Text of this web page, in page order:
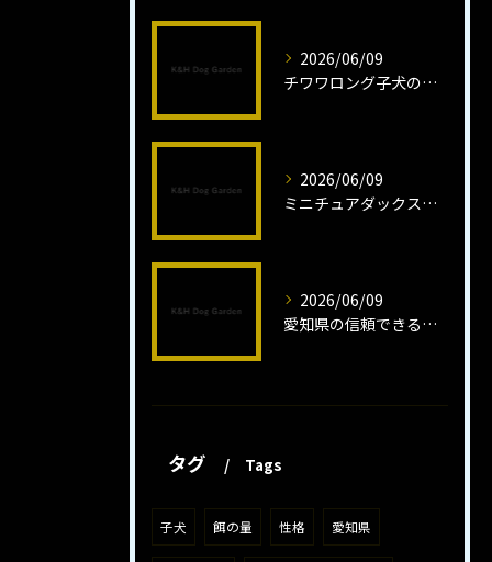
2026/06/09
チワワロング子犬の健康管理法とは
2026/06/09
ミニチュアダックスフンドロング子犬の魅力と育成法
2026/06/09
愛知県の信頼できるミニチュアピンシャーブリーダーの魅力
タグ Tags
子犬 餌の量 性格 愛知県